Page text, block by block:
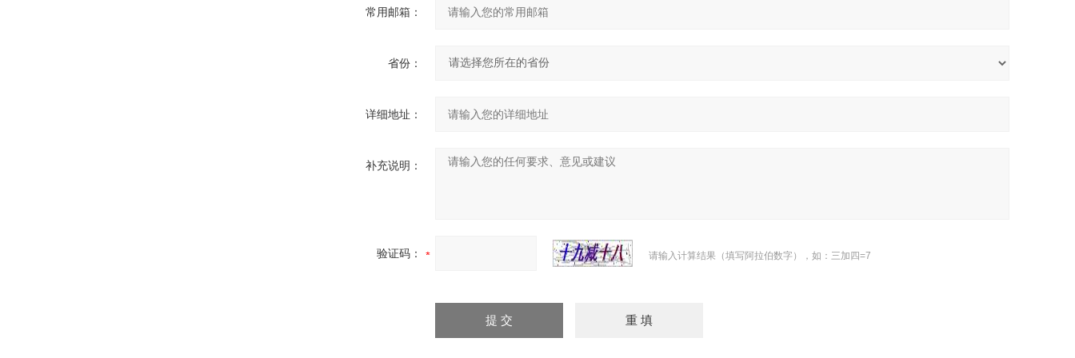
常用邮箱：
省份：
详细地址：
补充说明：
验证码： 请输入计算结果（填写阿拉伯数字），如：三加四=7